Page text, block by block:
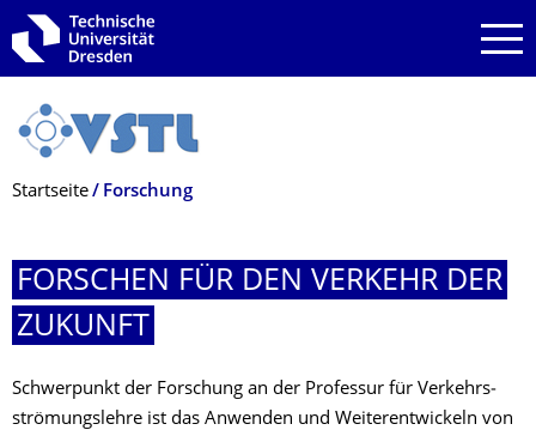
Zur Hauptnavigation springen
Zur Suche springen
Zum Inhalt springen
Breadcrumb-Menü
Startseite Forschung
FORSCHEN FÜR DEN VERKEHR DER
ZUKUNFT
Schwerpunkt der Forschung an der Pro­fe­ssur für Ver­kehrs­
strö­mungs­lehre ist das Anwenden und Weiter­ent­wickeln von